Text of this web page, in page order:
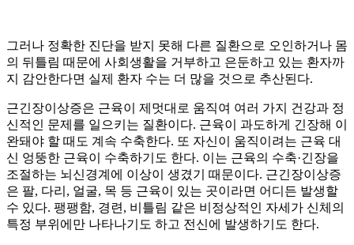
그러나 정확한 진단을 받지 못해 다른 질환으로 오인하거나 몸
의 뒤틀림 때문에 사회생활을 거부하고 은둔하고 있는 환자까
지 감안한다면 실제 환자 수는 더 많을 것으로 추산된다.
근긴장이상증은 근육이 제멋대로 움직여 여러 가지 건강과 정
신적인 문제를 일으키는 질환이다. 근육이 과도하게 긴장해 이
완돼야 할 때도 계속 수축한다. 또 자신이 움직이려는 근육 대
신 엉뚱한 근육이 수축하기도 한다. 이는 근육의 수축·긴장을
조절하는 뇌신경계에 이상이 생겼기 때문이다. 근긴장이상증
은 팔, 다리, 얼굴, 목 등 근육이 있는 곳이라면 어디든 발생할
수 있다. 팽팽함, 경련, 비틀림 같은 비정상적인 자세가 신체의
특정 부위에만 나타나기도 하고 전신에 발생하기도 한다.